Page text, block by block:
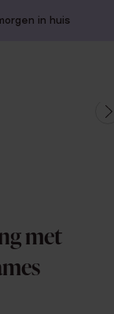
in huis
met